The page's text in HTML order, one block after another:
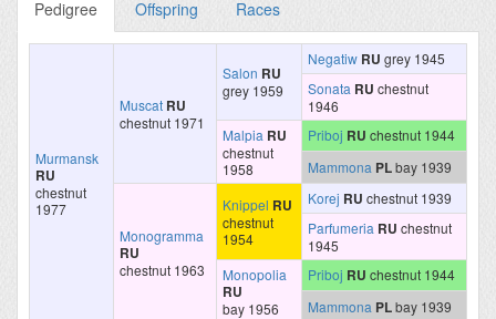
Pedigree Offspring Races
Murmansk
RU
chestnut
1977
Muscat RU
chestnut 1971
Salon RU
grey 1959
Negatiw RU grey 1945
Sonata RU chestnut
1946
Malpia RU
chestnut
1958
Priboj RU chestnut 1944
Mammona PLbay 1939
Monogramma
RU
chestnut 1963
Knippel RU
chestnut
1954
Korej RU chestnut 1939
Parfumeria RU chestnut
1945
Monopolia
RU
bay 1956
Priboj RU chestnut 1944
Mammona PLbay 1939